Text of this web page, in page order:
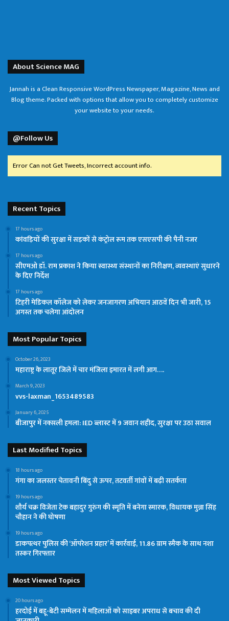
About Science MAG
Jannah is a Clean Responsive WordPress Newspaper, Magazine, News and
Blog theme. Packed with options that allow you to completely customize
your website to your needs.
@Follow Us
Error Can not Get Tweets, Incorrect account info.
Recent Topics
17 hours ago
कांवड़ियों की सुरक्षा में सड़कों से कंट्रोल रूम तक एसएसपी की पैनी नजर
17 hours ago
सीएमओ डॉ. राम प्रकाश ने किया स्वास्थ्य संस्थानों का निरीक्षण, व्यवस्थाएं सुधारने
के दिए निर्देश
17 hours ago
टिहरी मेडिकल कॉलेज को लेकर जनजागरण अभियान आठवें दिन भी जारी, 15
अगस्त तक चलेगा आंदोलन
Most Popular Topics
October 26, 2023
महाराष्ट्र के लातूर जिले में चार मंजिला इमारत में लगी आग….
March 9, 2023
vvs-laxman_1653489583
January 6, 2025
बीजापुर में नक्सली हमला: IED ब्लास्ट में 9 जवान शहीद, सुरक्षा पर उठा सवाल
Last Modified Topics
18 hours ago
गंगा का जलस्तर चेतावनी बिंदु से ऊपर, तटवर्ती गांवों में बढ़ी सतर्कता
19 hours ago
शौर्य चक्र विजेता टेक बहादुर गुरुंग की स्मृति में बनेगा स्मारक, विधायक मुन्ना सिंह
चौहान ने की घोषणा
19 hours ago
डाकपत्थर पुलिस की ‘ऑपरेशन प्रहार’ में कार्रवाई, 11.86 ग्राम स्मैक के साथ नशा
तस्कर गिरफ्तार
Most Viewed Topics
20 hours ago
हरदोई में बहू-बेटी सम्मेलन में महिलाओं को साइबर अपराध से बचाव की दी